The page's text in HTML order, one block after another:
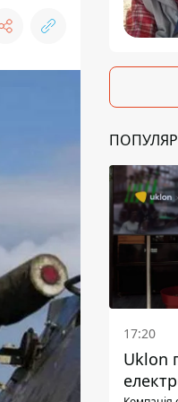
17:20
Uklon